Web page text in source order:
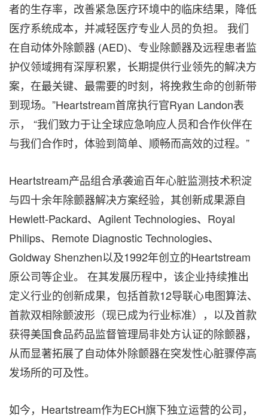
者的生存率，改善紧急医疗环境中的临床结果，降低
医疗系统成本，并减轻医疗专业人员的负担。 我们
在自动体外除颤器 (AED)、专业除颤器及远程患者监
护仪领域拥有深厚积累，长期提供行业领先的解决方
案，在最关键、最需要的时刻，将挽救生命的创新带
到现场。”Heartstream首席执行官Ryan Landon表
示， “我们致力于让全球应急响应人员和合作伙伴在
与我们合作时，体验到简单、顺畅而高效的过程。”
Heartstream产品组合承袭逾百年心脏监测技术积淀
与四十余年除颤器解决方案经验，其创新成果源自
Hewlett-Packard、Agilent Technologies、Royal
Philips、Remote Diagnostic Technologies、
Goldway Shenzhen以及1992年创立的Heartstream
原公司等企业。 在其发展历程中，该企业持续推出
定义行业的创新成果，包括首款12导联心电图算法、
首款双相除颤波形（现已成为行业标准），以及首款
获得美国食品药品监督管理局非处方认证的除颤器，
从而显著拓展了自动体外除颤器在突发性心脏骤停高
发场所的可及性。
如今，Heartstream作为ECH旗下独立运营的公司，